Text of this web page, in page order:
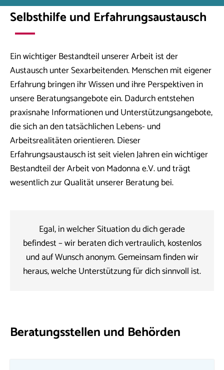
Selbsthilfe und Erfahrungsaustausch
Ein wichtiger Bestandteil unserer Arbeit ist der
Austausch unter Sexarbeitenden. Menschen mit eigener
Erfahrung bringen ihr Wissen und ihre Perspektiven in
unsere Beratungsangebote ein. Dadurch entstehen
praxisnahe Informationen und Unterstützungsangebote,
die sich an den tatsächlichen Lebens- und
Arbeitsrealitäten orientieren. Dieser
Erfahrungsaustausch ist seit vielen Jahren ein wichtiger
Bestandteil der Arbeit von Madonna e.V. und trägt
wesentlich zur Qualität unserer Beratung bei.
Egal, in welcher Situation du dich gerade
befindest – wir beraten dich vertraulich, kostenlos
und auf Wunsch anonym. Gemeinsam finden wir
heraus, welche Unterstützung für dich sinnvoll ist.
Beratungsstellen und Behörden